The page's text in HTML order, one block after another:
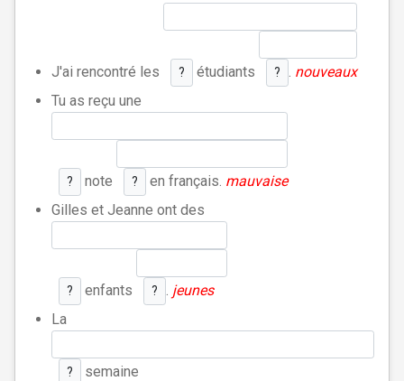
J'ai rencontré les ? étudiants ?
nouveaux
Tu as reçu une
? note ? en français. mauvaise
Gilles et Jeanne ont des
? enfants ?
jeunes
La
? semaine